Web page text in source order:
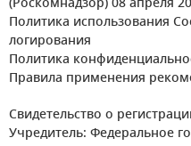
Политика использования
логирования
Политика
Правила применения
Свидетельство о
Учредитель: Федеральное